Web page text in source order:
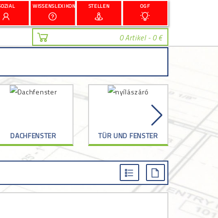
WISSENSLEXIKON STELLEN OGF
0 Artikel - 0 €
DACHFENSTER TÜR UND FENSTER